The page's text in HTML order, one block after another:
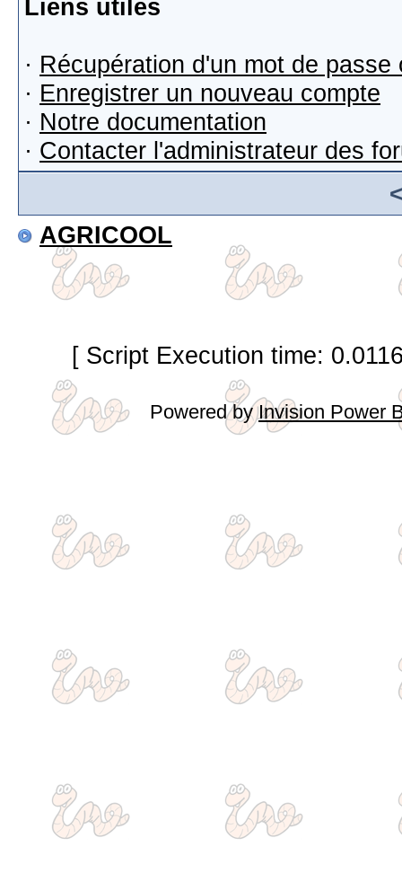
Liens utiles
· Récupération d'un mot de passe
· Enregistrer un nouveau compte
· Notre documentation
· Contacter l'administrateur des
AGRICOOL
[ Script Execution time:
Powered byInvision Power